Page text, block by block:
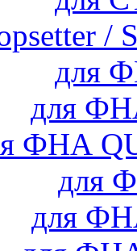
/
для
для
ФНА
для
для